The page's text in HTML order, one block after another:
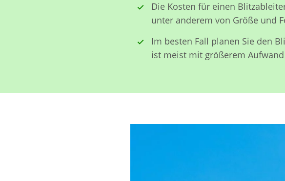
Die Kosten für einen
unter anderem von Größe und
Im besten Fall planen Sie den
ist meist mit größerem